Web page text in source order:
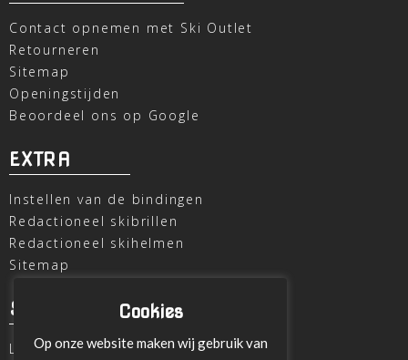
Contact opnemen met Ski Outlet
Retourneren
Sitemap
Openingstijden
Beoordeel ons op Google
EXTRA
Instellen van de bindingen
Redactioneel skibrillen
Redactioneel skihelmen
Sitemap
SKI OUTLET
Laagheidehof 8
Cookies
Op onze website maken wij gebruik van